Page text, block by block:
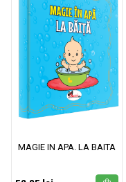
MAGIE IN APA. LA BAITA